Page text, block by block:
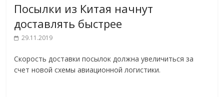
Посылки из Китая начнут
доставлять быстрее
29.11.2019
Скорость доставки посылок должна увеличиться за
счет новой схемы авиационной логистики.